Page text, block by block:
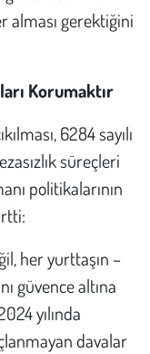
alması gerektiğini
Korumaktır
6284 sayılı
süreçleri
politikalarının
her yurttaşın –
güvence altına
yılında
davalar